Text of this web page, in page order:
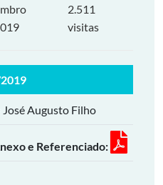
2.511
visitas
José Augusto Filho
e Referenciado: